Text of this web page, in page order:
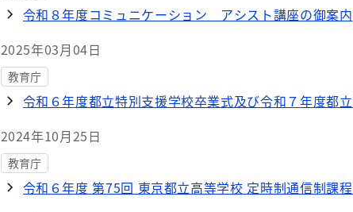
令和８年度コミュニケーション アシスト講座の御案内
2025年03月04日
教育庁
令和６年度都立特別支援学校卒業式及び令和７年度都
2024年10月25日
教育庁
令和６年度 第75回 東京都立高等学校 定時制通信制課